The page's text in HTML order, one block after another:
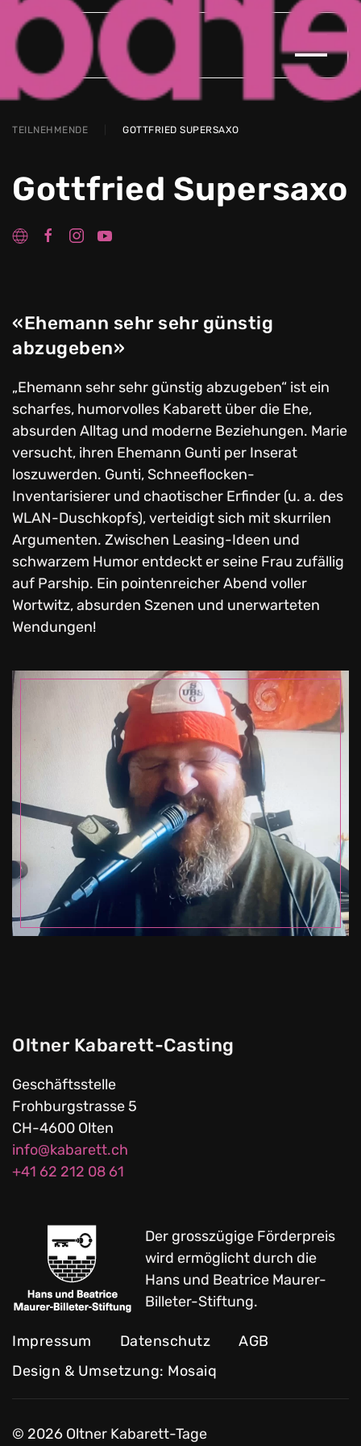
Zum Hauptinhalt springen
TEILNEHMENDE GOTTFRIED SUPERSAXO
Gottfried Supersaxo
«Ehemann sehr sehr günstig
abzugeben»
„Ehemann sehr sehr günstig abzugeben“ ist ein
scharfes, humorvolles Kabarett über die Ehe,
absurden Alltag und moderne Beziehungen. Marie
versucht, ihren Ehemann Gunti per Inserat
loszuwerden. Gunti, Schneeflocken-
Inventarisierer und chaotischer Erfinder (u. a. des
WLAN-Duschkopfs), verteidigt sich mit skurrilen
Argumenten. Zwischen Leasing-Ideen und
schwarzem Humor entdeckt er seine Frau zufällig
auf Parship. Ein pointenreicher Abend voller
Wortwitz, absurden Szenen und unerwarteten
Wendungen!
Oltner Kabarett-Casting
Geschäftsstelle
Frohburgstrasse 5
CH-4600 Olten
info@kabarett.ch
+41 62 212 08 61
Der grosszügige Förderpreis
wird ermöglicht durch die
Hans und Beatrice Maurer-
Billeter-Stiftung.
Impressum Datenschutz
AGB
Design & Umsetzung: Mosaiq
© 2026 Oltner Kabarett-Tage